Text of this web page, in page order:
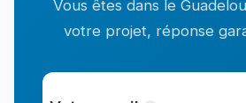
Vous êtes dans le
votre projet, réponse